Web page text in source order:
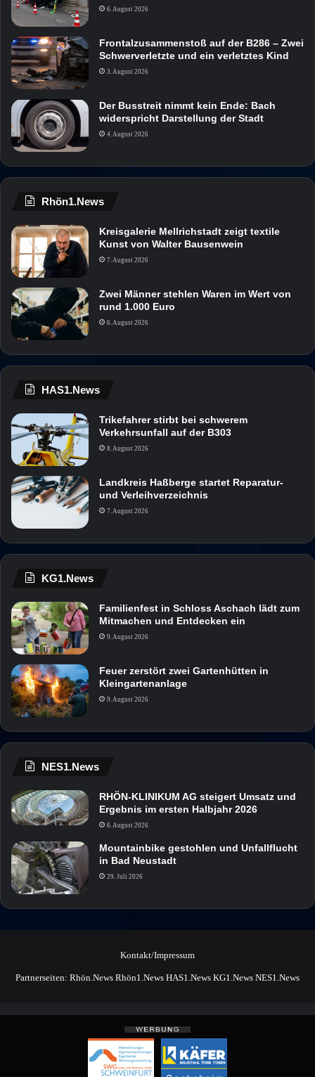
6. August 2026
Frontalzusammenstoß auf der B286 – Zwei
Schwerverletzte und ein verletztes Kind
3. August 2026
Der Busstreit nimmt kein Ende: Bach
widerspricht Darstellung der Stadt
4. August 2026
Rhön1.News
Kreisgalerie Mellrichstadt zeigt textile
Kunst von Walter Bausenwein
7. August 2026
Zwei Männer stehlen Waren im Wert von
rund 1.000 Euro
6. August 2026
HAS1.News
Trikefahrer stirbt bei schwerem
Verkehrsunfall auf der B303
8. August 2026
Landkreis Haßberge startet Reparatur-
und Verleihverzeichnis
7. August 2026
KG1.News
Familienfest in Schloss Aschach lädt zum
Mitmachen und Entdecken ein
9. August 2026
Feuer zerstört zwei Gartenhütten in
Kleingartenanlage
9. August 2026
NES1.News
RHÖN-KLINIKUM AG steigert Umsatz und
Ergebnis im ersten Halbjahr 2026
6. August 2026
Mountainbike gestohlen und Unfallflucht
in Bad Neustadt
29. Juli 2026
Kontakt/Impressum
Partnerseiten: Rhön.News Rhön1.News HAS1.News KG1.News NES1.News